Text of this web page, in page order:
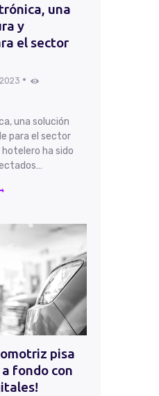
una
y
el sector
una solución
para el sector
ha sido
pisa
fondo con